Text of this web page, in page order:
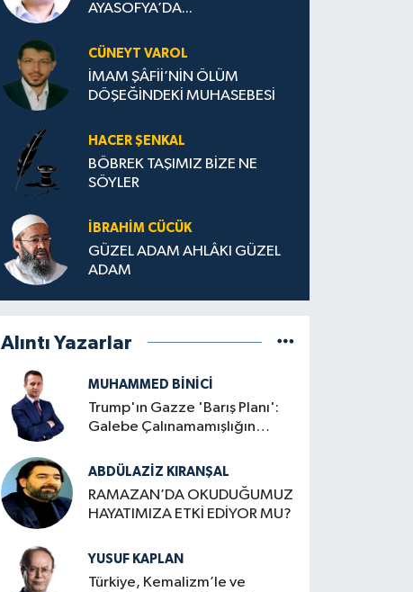
AYASOFYA’DA...
CÜNEYT VAROL
İMAM ŞÂFİİ’NİN ÖLÜM
DÖŞEĞİNDEKİ MUHASEBESİ
HACER ŞENKAL
BÖBREK TAŞIMIZ BİZE NE
SÖYLER
İBRAHIM CÜCÜK
GÜZEL ADAM AHLÂKI GÜZEL
ADAM
Alıntı Yazarlar
MUHAMMED BINICI
Trump'ın Gazze 'Barış Planı':
Galebe Çalınamamışlığın
ABDÜLAZIZ KIRANŞAL
RAMAZAN’DA OKUDUĞUMUZ
HAYATIMIZA ETKİ EDİYOR MU?
YUSUF KAPLAN
Türkiye, Kemalizm’le ve